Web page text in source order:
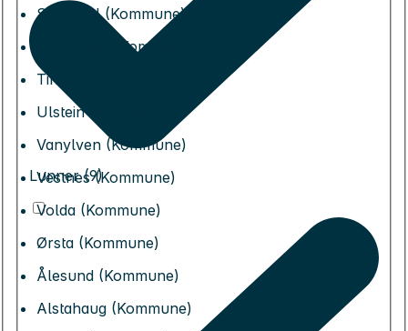
Surnadal (Kommune)
Sykkylven (Kommune)
Tingvoll (Kommune)
Ulstein (Kommune)
Vanylven (Kommune)
Vestnes (Kommune)
Volda (Kommune)
Ørsta (Kommune)
Ålesund (Kommune)
Alstahaug (Kommune)
Lunner (9)